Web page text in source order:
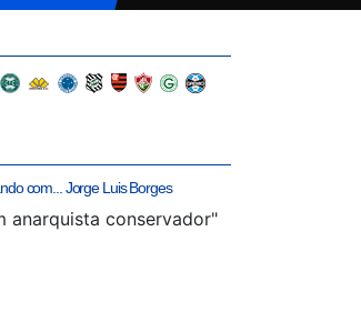
com... Jorge Luis Borges
anarquista conservador"